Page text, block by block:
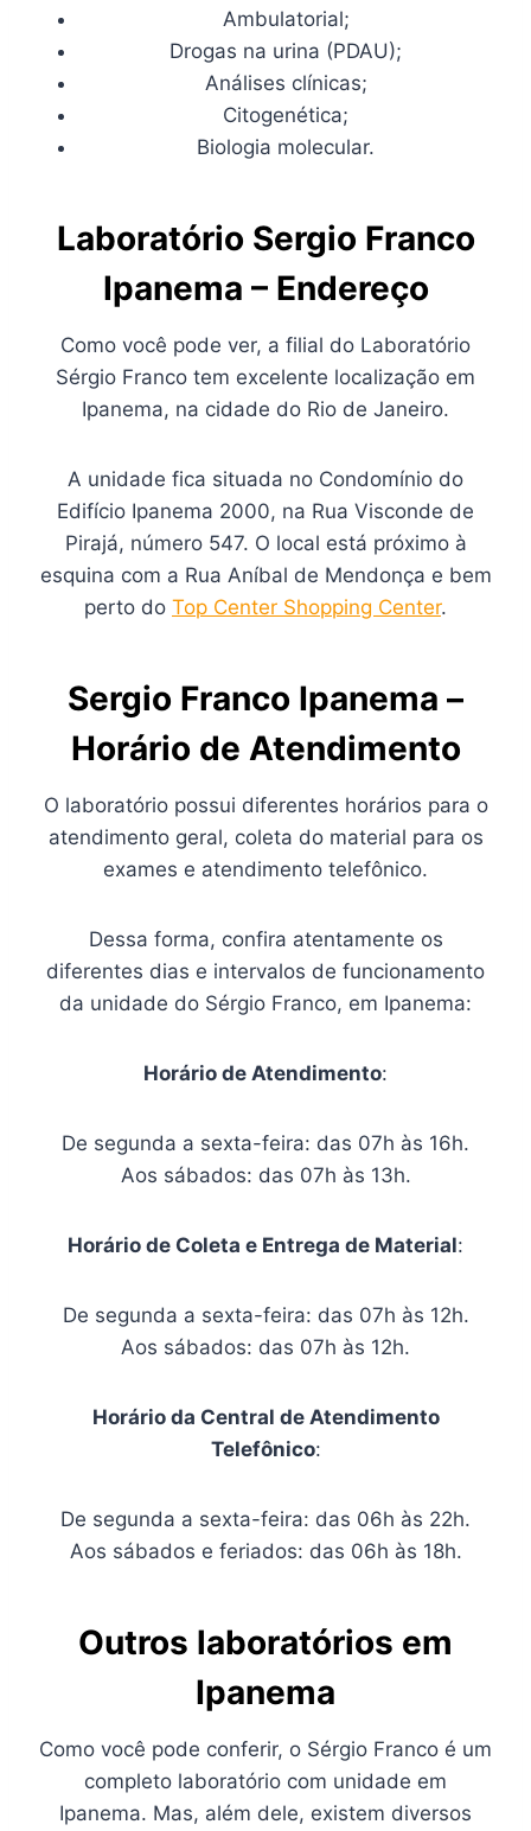
Ambulatorial;
Drogas na urina (PDAU);
Análises clínicas;
Citogenética;
Biologia molecular.
Laboratório Sergio Franco
Ipanema – Endereço
Como você pode ver, a filial do Laboratório
Sérgio Franco tem excelente localização em
Ipanema, na cidade do Rio de Janeiro.
A unidade fica situada no Condomínio do
Edifício Ipanema 2000, na Rua Visconde de
Pirajá, número 547. O local está próximo à
esquina com a Rua Aníbal de Mendonça e bem
perto do Top Center Shopping Center.
Sergio Franco Ipanema –
Horário de Atendimento
O laboratório possui diferentes horários para o
atendimento geral, coleta do material para os
exames e atendimento telefônico.
Dessa forma, confira atentamente os
diferentes dias e intervalos de funcionamento
da unidade do Sérgio Franco, em Ipanema:
Horário de Atendimento:
De segunda a sexta-feira: das 07h às 16h.
Aos sábados: das 07h às 13h.
Horário de Coleta e Entrega de Material:
De segunda a sexta-feira: das 07h às 12h.
Aos sábados: das 07h às 12h.
Horário da Central de Atendimento
Telefônico:
De segunda a sexta-feira: das 06h às 22h.
Aos sábados e feriados: das 06h às 18h.
Outros laboratórios em
Ipanema
Como você pode conferir, o Sérgio Franco é um
completo laboratório com unidade em
Ipanema. Mas, além dele, existem diversos